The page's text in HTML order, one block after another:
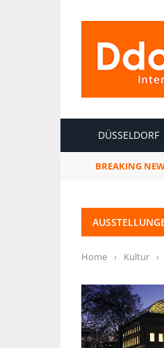
DÜSSELDORF
BREAKING
Home › Kultur ›